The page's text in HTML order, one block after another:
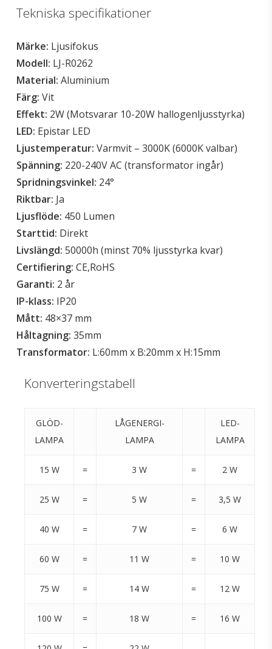
Tekniska specifikationer
Märke: Ljusifokus
Modell: LJ-R0262
Material: Aluminium
Färg: Vit
Effekt: 2W (Motsvarar 10-20W hallogenljusstyrka)
LED: Epistar LED
Ljustemperatur: Varmvit – 3000K (6000K valbar)
Spänning: 220-240V AC (transformator ingår)
Spridningsvinkel: 24°
Riktbar: Ja
Ljusflöde: 450 Lumen
Starttid: Direkt
Livslängd: 50000h (minst 70% ljusstyrka kvar)
Certifiering: CE,RoHS
Garanti: 2 år
IP-klass: IP20
Mått: 48×37 mm
Håltagning: 35mm
Transformator: L:60mm x B:20mm x H:15mm
Konverteringstabell
GLÖD-
LAMPA
LÅGENERGI-
LAMPA
LED-
LAMPA
15 W = 3 W = 2 W
25 W = 5 W = 3,5 W
40 W = 7 W = 6 W
60 W = 11 W = 10 W
75 W = 14 W = 12 W
100 W = 18 W = 16 W